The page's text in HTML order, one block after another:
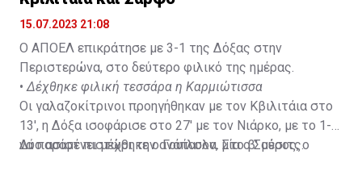
15.07.2023 21:08
Ο ΑΠΟΕΛ επικράτησε με 3-1 της Δόξας στην
Περιστερώνα, στο δεύτερο φιλικό της ημέρας.
• Δέχθηκε φιλική τεσσάρα η Καρμιώτισσα
Οι γαλαζοκίτρινοι προηγήθηκαν με τον Κβιλιτάια στο
13', η Δόξα ισοφάρισε στο 27' με τον Νιάρκο, με το 1-1
να παραμένει μέχρι την ανάπαυλα. Στο β' μέρος, ο
Δύο ασίστ πιστώθηκε ο Γουίλσον, μία ο Σούσιτς.